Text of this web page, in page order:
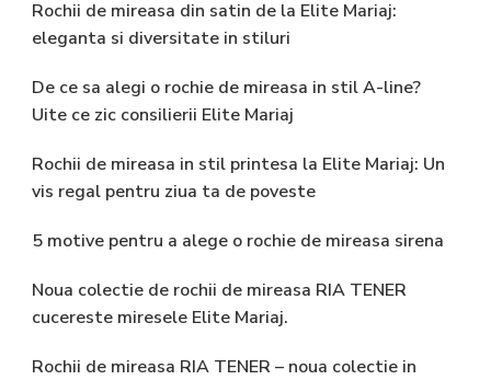
Rochii de mireasa din satin de la Elite Mariaj:
eleganta si diversitate in stiluri
De ce sa alegi o rochie de mireasa in stil A-line?
Uite ce zic consilierii Elite Mariaj
Rochii de mireasa in stil printesa la Elite Mariaj: Un
vis regal pentru ziua ta de poveste
5 motive pentru a alege o rochie de mireasa sirena
Noua colectie de rochii de mireasa RIA TENER
cucereste miresele Elite Mariaj.
Rochii de mireasa RIA TENER – noua colectie in